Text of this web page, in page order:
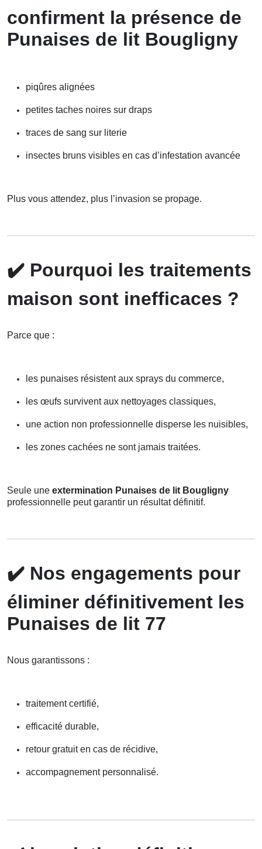
confirment la présence de
Punaises de lit Bougligny
piqûres alignées
petites taches noires sur draps
traces de sang sur literie
insectes bruns visibles en cas d’infestation avancée
Plus vous attendez, plus l’invasion se propage.
✔️ Pourquoi les traitements
maison sont inefficaces ?
Parce que :
les punaises résistent aux sprays du commerce,
les œufs survivent aux nettoyages classiques,
une action non professionnelle disperse les nuisibles,
les zones cachées ne sont jamais traitées.
Seule une extermination Punaises de lit Bougligny
professionnelle peut garantir un résultat définitif.
✔️ Nos engagements pour
éliminer définitivement les
Punaises de lit 77
Nous garantissons :
traitement certifié,
efficacité durable,
retour gratuit en cas de récidive,
accompagnement personnalisé.